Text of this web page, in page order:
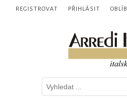
REGISTROVAT PŘIHLÁSIT